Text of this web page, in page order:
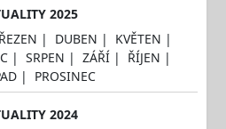
2025
| DUBEN | KVĚTEN |
| SRPEN | ZÁŘÍ | ŘÍJEN |
| PROSINEC
2024